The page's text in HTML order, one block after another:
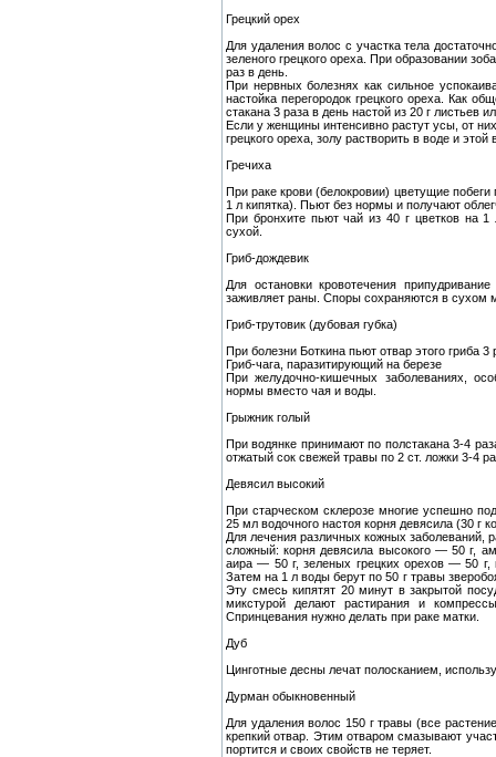
Грецкий орех
Для удаления волос с участка тела
зеленого грецкого ореха. При образовании
раз в день.
При нервных болезнях как сильное
настойка перегородок грецкого ореха. Как
стакана 3 раза в день настой из 20 г листьев
Если у женщины интенсивно растут усы, от
грецкого ореха, золу растворить в воде и
Гречиха
При раке крови (белокровии) цветущие
1 л кипятка). Пьют без нормы и получают
При бронхите пьют чай из 40 г цветков на 1
сухой.
Гриб-дождевик
Для остановки кровотечения
заживляет раны. Споры сохраняются в сухом
Гриб-трутовик (дубовая губка)
При болезни Боткина пьют отвар этого гриба 3
Гриб-чага, паразитирующий на березе
При желудочно-кишечных заболеваниях,
нормы вместо чая и воды.
Грыжник голый
При водянке принимают по полстакана 3-4
отжатый сок свежей травы по 2 ст. ложки 3-4
Девясил высокий
При старческом склерозе многие успешно
25 мл водочного настоя корня девясила (30 г
Для лечения различных кожных заболеваний,
сложный: корня девясила высокого — 50 г,
аира — 50 г, зеленых грецких орехов — 50
Затем на 1 л воды берут по 50 г травы
Эту смесь кипятят 20 минут в закрытой
микстурой делают растирания и
Спринцевания нужно делать при раке матки.
Дуб
Цинготные десны лечат полосканием,
Дурман обыкновенный
Для удаления волос 150 г травы (все
крепкий отвар. Этим отваром смазывают
портится и своих свойств не теряет.